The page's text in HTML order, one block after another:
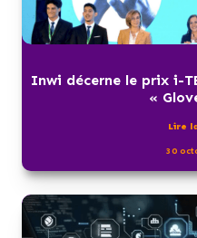
Inwi décerne le prix i-
«
Lire
30